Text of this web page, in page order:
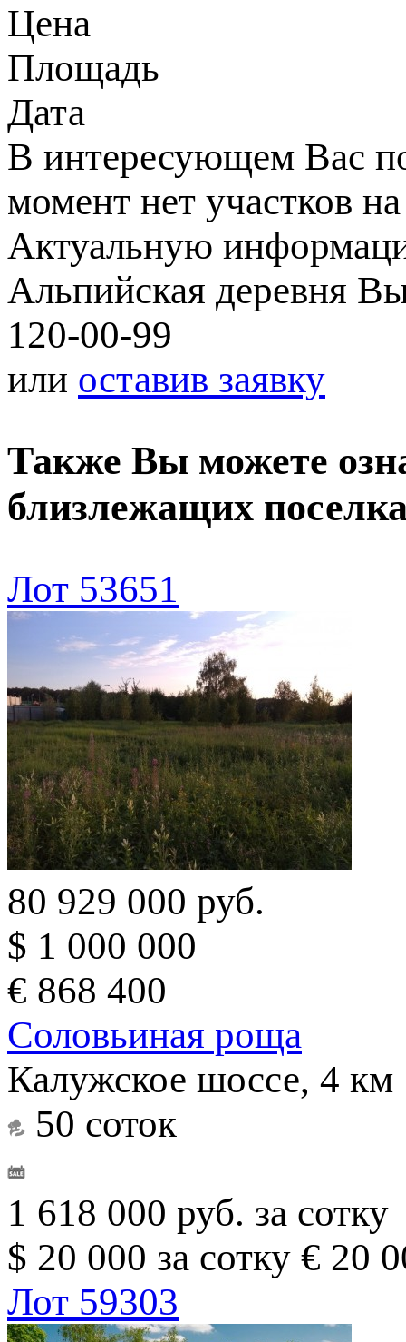
Цена
Площадь
Дата
В интересующем Вас
момент нет участков
Актуальную
Альпийская деревня
120-00-99
или оставив заявку
Также Вы можете
близлежащих
Лот 53651
80 929 000 руб.
$ 1 000 000
€ 868 400
Соловьиная роща
Калужское шоссе, 4 км
50 соток
1 618 000 руб. за сотку
$ 20 000 за сотку € 20
Лот 59303